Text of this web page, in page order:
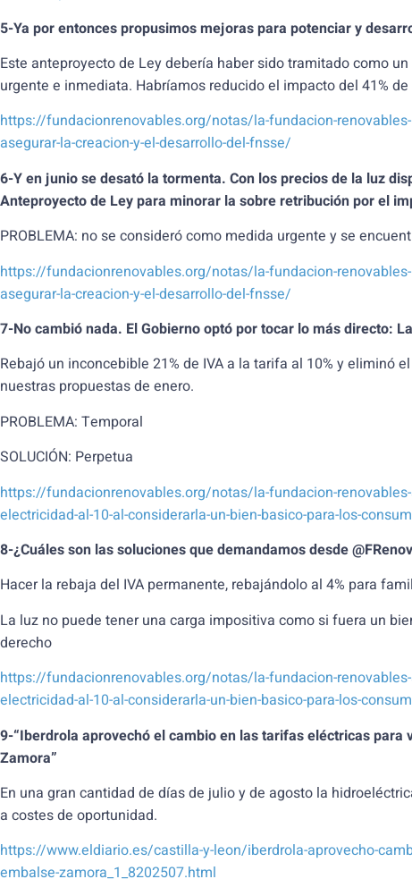
5-Ya por entonces propusimos mejoras para potenciar y
Este anteproyecto de Ley debería haber sido tramitado como
urgente e inmediata. Habríamos reducido el impacto del 41%
https://fundacionrenovables.org/notas/la-fundacion-
asegurar-la-creacion-y-el-desarrollo-del-fnsse/
6-Y en junio se desató la tormenta. Con los precios de la luz
Anteproyecto de Ley para minorar la sobre retribución por el
PROBLEMA: no se consideró como medida urgente y se
https://fundacionrenovables.org/notas/la-fundacion-
asegurar-la-creacion-y-el-desarrollo-del-fnsse/
7-No cambió nada. El Gobierno optó por tocar lo más directo:
Rebajó un inconcebible 21% de IVA a la tarifa al 10% y eliminó
nuestras propuestas de enero.
PROBLEMA: Temporal
SOLUCIÓN: Perpetua
https://fundacionrenovables.org/notas/la-fundacion-
electricidad-al-10-al-considerarla-un-bien-basico-para-los-
8-¿Cuáles son las soluciones que demandamos desde
Hacer la rebaja del IVA permanente, rebajándolo al 4% para
La luz no puede tener una carga impositiva como si fuera un
derecho
https://fundacionrenovables.org/notas/la-fundacion-
electricidad-al-10-al-considerarla-un-bien-basico-para-los-
9-“Iberdrola aprovechó el cambio en las tarifas eléctricas para
Zamora”
En una gran cantidad de días de julio y de agosto la
a costes de oportunidad.
https://www.eldiario.es/castilla-y-leon/iberdrola-aprovecho-
embalse-zamora_1_8202507.html